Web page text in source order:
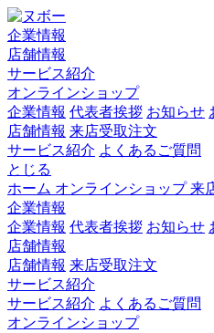
企業情報
店舗情報
サービス紹介
オンラインショップ
企業情報 代表者挨拶 お知らせ
店舗情報 来店受取注文
サービス紹介 よくあるご質問
とじる
ホーム オンラインショップ来
企業情報
企業情報 代表者挨拶 お知らせ
店舗情報
店舗情報 来店受取注文
サービス紹介
サービス紹介 よくあるご質問
オンラインショップ